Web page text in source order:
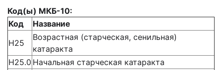
Код(ы) МКБ-10:
Код
Название
H25
Возрастная (старческая, сенильная)
катаракта
Н25.0 Начальная старческая катаракта